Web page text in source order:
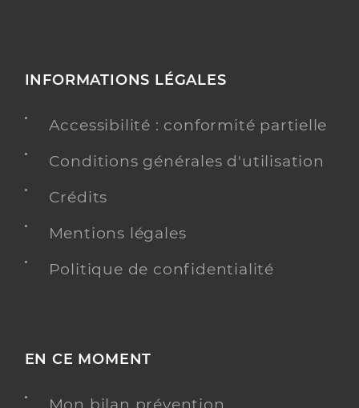
INFORMATIONS LÉGALES
Accessibilité : conformité partielle
Conditions générales d'utilisation
Crédits
Mentions légales
Politique de confidentialité
EN CE MOMENT